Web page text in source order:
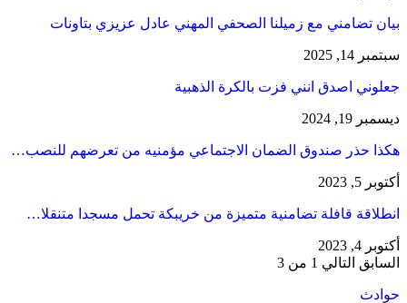
بيان تضامني مع زميلنا الصحفي المهني عادل عزيزي بتاونات
سبتمبر 14, 2025
جعلوني اصدق انني فزت بالكرة الذهبية
ديسمبر 19, 2024
هكذا حذر صندوق الضمان الاجتماعي مؤمنيه من تعرضهم للنصب…
أكتوبر 5, 2023
انطلاقة قافلة تضامنية متميزة من خريبكة تحمل مسجدا متنقلا…
أكتوبر 4, 2023
السابق التالي 1 من 3
حوادث